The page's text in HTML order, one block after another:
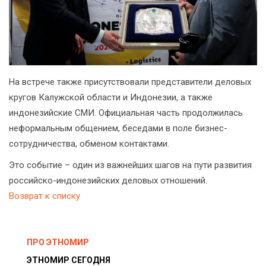
На встрече также присутствовали представители деловых
кругов Калужской области и Индонезии, а также
индонезийские СМИ. Официальная часть продолжилась
неформальным общением, беседами в поле бизнес-
сотрудничества, обменом контактами.
Это событие – один из важнейших шагов на пути развития
российско-индонезийских деловых отношений.
Возврат к списку
ПРО ЭТНОМИР
ЭТНОМИР СЕГОДНЯ